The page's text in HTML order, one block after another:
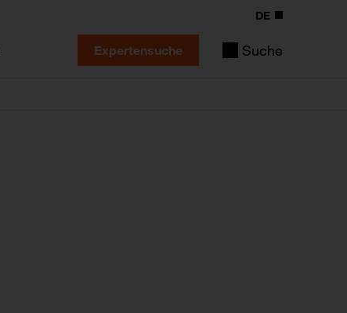
DE
Expertensuche Suche